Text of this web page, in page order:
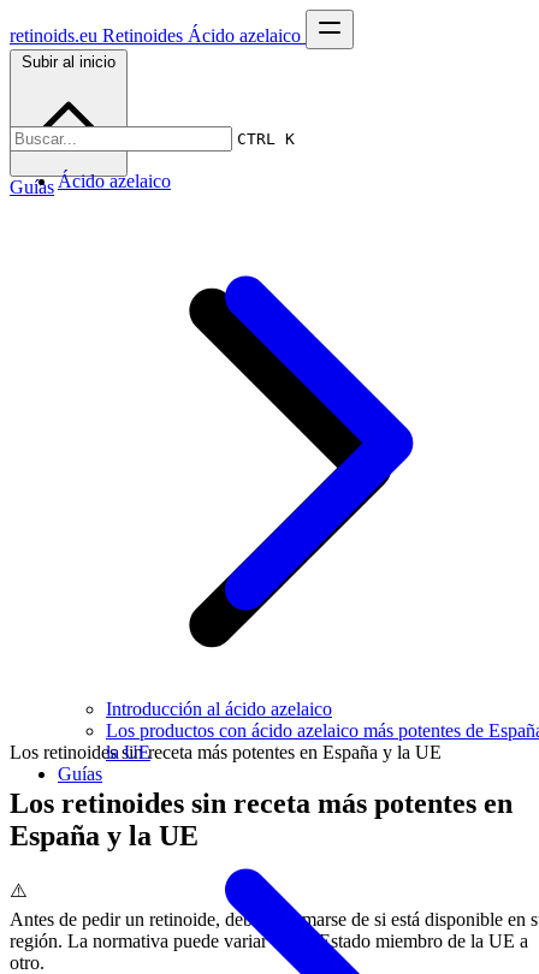
retinoids.eu Retinoides Ácido azelaico
CTRL K
Ácido azelaico
Introducción al ácido azelaico
Los productos con ácido azelaico más potentes de
la UE
Guías
Subir al inicio
Guías
Los retinoides sin receta más potentes en España y la UE
Los retinoides sin receta más potentes en
España y la UE
⚠️
Antes de pedir un retinoide, debe informarse de si está disponible en
región. La normativa puede variar de un Estado miembro de la UE a
otro.